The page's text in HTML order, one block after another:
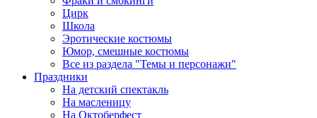
Цирк
Школа
Эротические костюмы
Юмор, смешные костюмы
Все из раздела "Темы и персонажи"
Праздники
На детский спектакль
На масленицу
На Октоберфест